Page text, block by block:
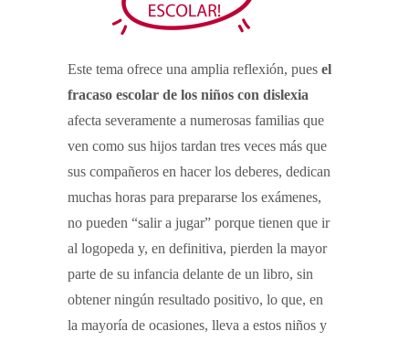
Este tema ofrece una amplia reflexión, pues el
fracaso escolar de los niños con dislexia
afecta severamente a numerosas familias que
ven como sus hijos tardan tres veces más que
sus compañeros en hacer los deberes, dedican
muchas horas para prepararse los exámenes,
no pueden “salir a jugar” porque tienen que ir
al logopeda y, en definitiva, pierden la mayor
parte de su infancia delante de un libro, sin
obtener ningún resultado positivo, lo que, en
la mayoría de ocasiones, lleva a estos niños y